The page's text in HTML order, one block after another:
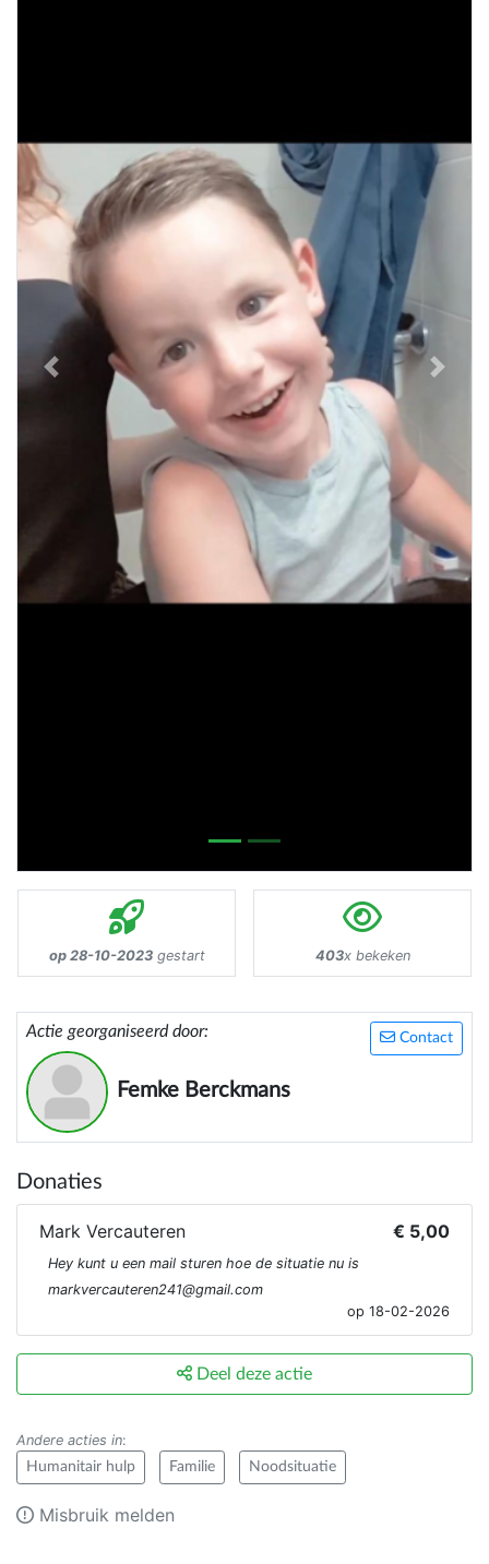
Previous Next
op 28-10-2023gestart 403x bekeken
Contact
Actie georganiseerd door:
Femke Berckmans
Donaties
Mark Vercauteren € 5,00
Hey kunt u een mail sturen hoe de situatie nu is
markvercauteren241@gmail.com
op 18-02-2026
Deel deze actie
Andere acties in:
Humanitair hulp Familie Noodsituatie
Misbruik melden